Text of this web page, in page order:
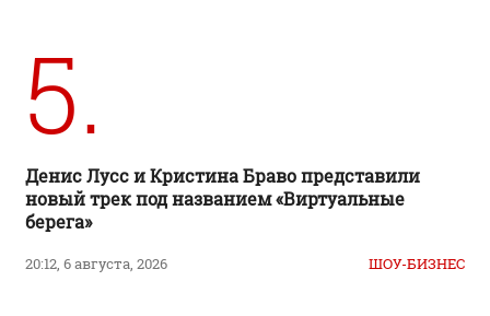
5.
Денис Лусс и Кристина Браво представили
новый трек под названием «Виртуальные
берега»
20:12, 6 августа, 2026 ШОУ-БИЗНЕС